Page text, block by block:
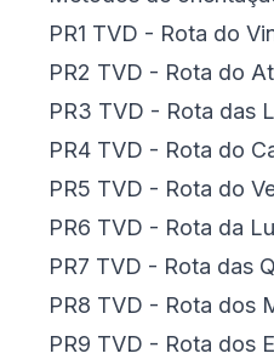
PR1 TVD - Rota do
PR2 TVD - Rota do
PR3 TVD - Rota das
PR4 TVD - Rota do
PR5 TVD - Rota do
PR6 TVD - Rota da
PR7 TVD - Rota das
PR8 TVD - Rota dos
PR9 TVD - Rota dos